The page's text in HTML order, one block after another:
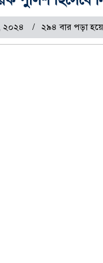
২০২৪ ২৯৪ বার পড়া